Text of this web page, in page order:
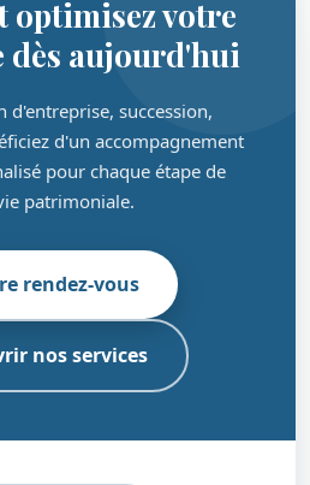
optimisez votre
aujourd'hui
d'entreprise, succession,
d'un accompagnement
pour chaque étape de
patrimoniale.
rendez-vous
nos services